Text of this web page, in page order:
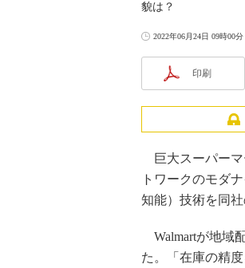
貌は？
2022年06月24日 09時00
印刷
巨大スーパーマ
トワークのモダ
知能）技術を同
Walmartが地域
た。「在庫の精